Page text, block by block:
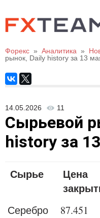
Форекс » Аналитика »
рынок, Daily history за 13
14.05.2026 11
Сырьевой
history за
Сырье
Цена
Серебро 87.451